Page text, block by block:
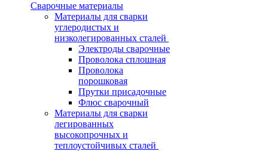
Сварочные материалы
Материалы для сварки
углеродистых и
низколегированных сталей
Электроды сварочные
Проволока сплошная
Проволока
порошковая
Прутки присадочные
Флюс сварочный
Материалы для сварки
легированных
высокопрочных и
теплоустойчивых сталей